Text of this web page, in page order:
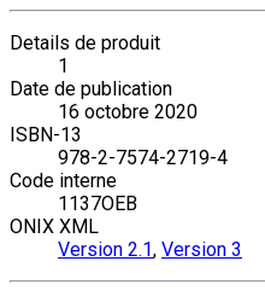
Details de produit
1
Date de publication
16 octobre 2020
ISBN-13
978-2-7574-2719-4
Code interne
1137OEB
ONIX XML
Version 2.1, Version 3